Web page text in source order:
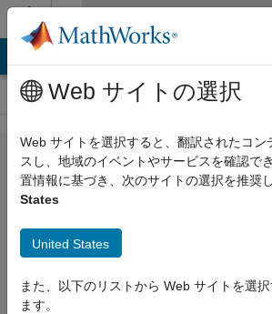
コンテンツへスキップ
Problem
59606.
row with
Web サイトの選択
Web サイトを選択すると、翻訳されたコン
スし、地域のイベントやサービスを確認で
置情報に基づき、次のサイトの選択を推奨
States
United States
また、以下のリストから Web サイトを選
ます。